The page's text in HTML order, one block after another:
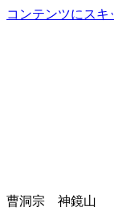
コンテンツにスキ
曹洞宗 神鏡山